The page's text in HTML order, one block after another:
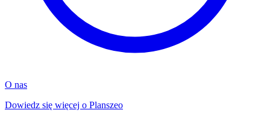
O nas
Dowiedz się więcej o Planszeo